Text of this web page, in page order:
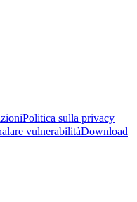
Politica sulla privacy
vulnerabilitàDownload